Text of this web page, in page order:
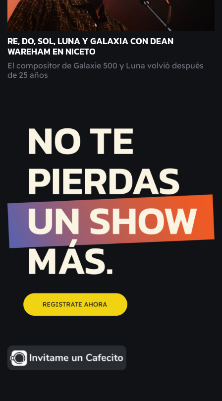
RE, DO, SOL, LUNA Y GALAXIA CON DEAN
WAREHAM EN NICETO
El compositor de Galaxie 500 y Luna volvió después
de 25 años